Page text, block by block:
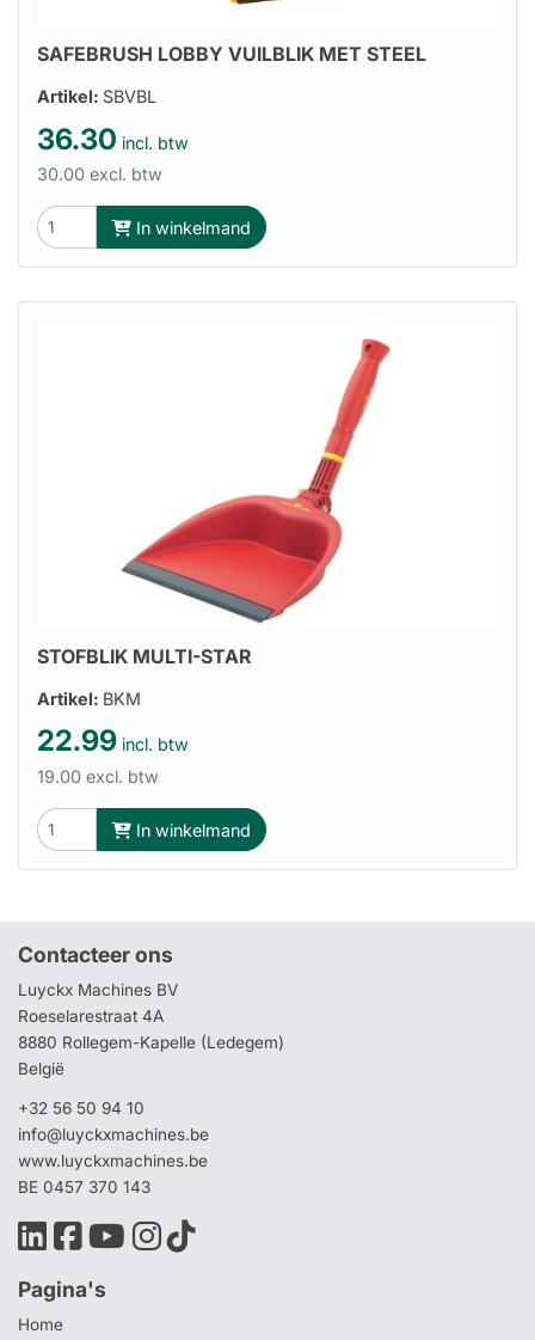
SAFEBRUSH LOBBY VUILBLIK MET STEEL
Artikel: SBVBL
36.30 incl. btw
30.00 excl. btw
In winkelmand
STOFBLIK MULTI-STAR
Artikel: BKM
22.99 incl. btw
19.00 excl. btw
In winkelmand
Contacteer ons
Luyckx Machines BV
Roeselarestraat 4A
8880 Rollegem-Kapelle (Ledegem)
België
+32 56 50 94 10
info@luyckxmachines.be
www.luyckxmachines.be
BE 0457 370 143
Pagina's
Home